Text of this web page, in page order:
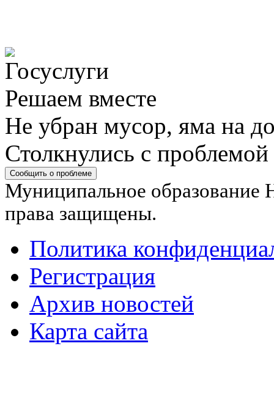
Решаем вместе
Не убран мусор, яма на
Столкнулись с
Сообщить о проблеме
Муниципальное образование
права защищены.
Политика
Регистрация
Архив новостей
Карта сайта